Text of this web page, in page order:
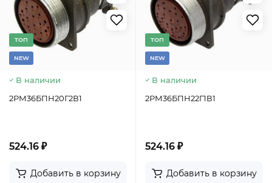
TОП
NEW
В наличии
2РМ36БПН20Г2В1
524.16 ₽
Добавить в корзину
TОП
NEW
В наличии
2РМ36БПН22Г1В1
524.16 ₽
Добавить в корзину